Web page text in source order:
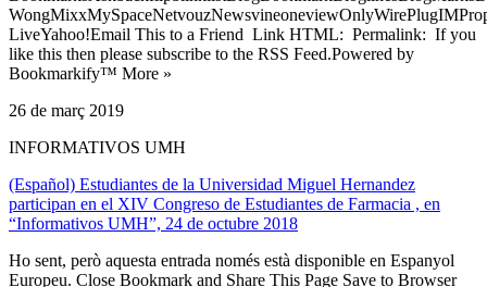
LiveYahoo!Email This to a Friend Link HTML: Permalink: If you
like this then please subscribe to the RSS Feed.Powered by
Bookmarkify™ More »
26 de març 2019
INFORMATIVOS UMH
(Español) Estudiantes de la Universidad Miguel Hernandez
participan en el XIV Congreso de Estudiantes de Farmacia , en
“Informativos UMH”, 24 de octubre 2018
Ho sent, però aquesta entrada només està disponible en Espanyol
Europeu. Close Bookmark and Share This Page Save to Browser